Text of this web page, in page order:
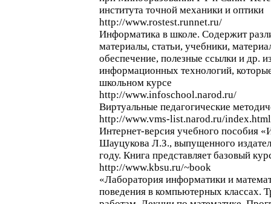
института точной механики и оптики
http://www.rostest.runnet.ru/
Информатика в школе. Содержит
материалы, статьи, учебники,
обеспечение, полезные ссылки и др.
информационных технологий,
школьном курсе
http://www.infoschool.narod.ru/
Виртуальные педагогические
http://www.vms-list.narod.ru/index.html
Интернет-версия учебного пособия
Шауцукова Л.З., выпущенного
году. Книга представляет базовый
http://www.kbsu.ru/~book
«Лаборатория информатики и
поведения в компьютерных классах.